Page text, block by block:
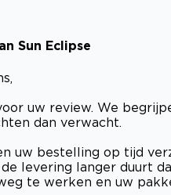
Sun Eclipse
uw review. We
dan verwacht.
uw bestelling op tijd
levering langer duurt
te werken en uw